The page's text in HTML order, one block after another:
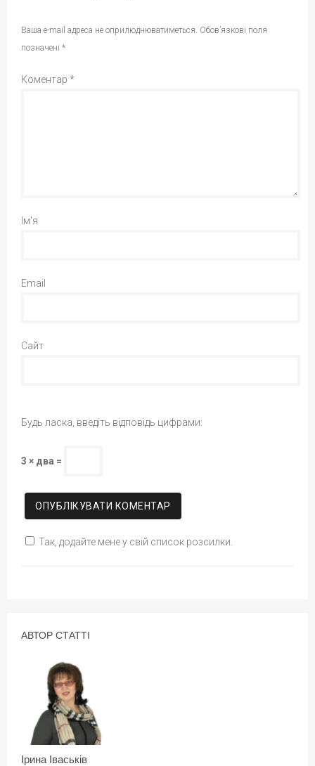
Ваша e-mail адреса не оприлюднюватиметься. Обов’язкові поля
позначені *
Коментар *
Ім'я
Email
Сайт
Будь ласка, введіть відповідь цифрами:
3 × два =
Так, додайте мене у свій список розсилки.
АВТОР СТАТТІ
Ірина Іваськів